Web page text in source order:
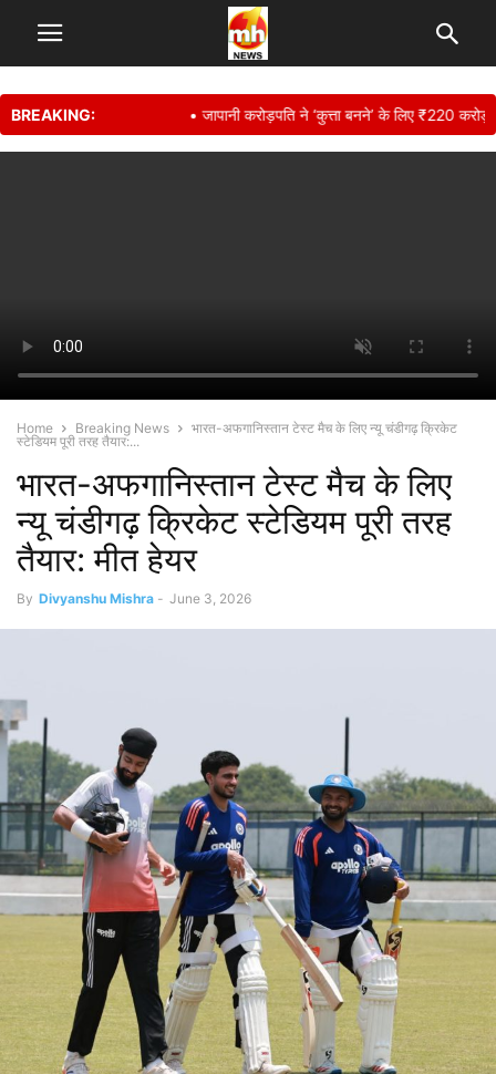
BREAKING: • जापानी करोड़पति ने ‘कुत्ता बनने’ के लिए ₹220 करोड़
Home Breaking News
भारत-अफगानिस्तान टेस्ट मैच के लिए न्यू चंडीगढ़ क्रिकेट
स्टेडियम पूरी तरह तैयार:...
भारत-अफगानिस्तान टेस्ट मैच के लिए
न्यू चंडीगढ़ क्रिकेट स्टेडियम पूरी तरह
तैयार: मीत हेयर
By Divyanshu Mishra - June 3, 2026